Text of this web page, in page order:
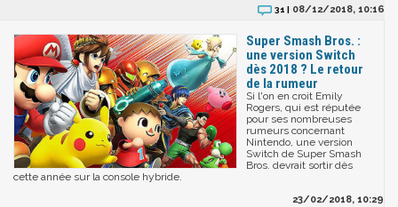
31 | 08/12/2018, 10:16
Super Smash Bros. :
une version Switch
dès 2018 ? Le retour
de la rumeur
Si l'on en croit Emily
Rogers, qui est réputée
pour ses nombreuses
rumeurs concernant
Nintendo, une version
Switch de Super Smash
Bros. devrait sortir dès
cette année sur la console hybride.
23/02/2018, 10:29